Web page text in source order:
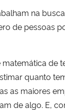
na
de pessoas
de
quanto
as maiores
de algo. E,